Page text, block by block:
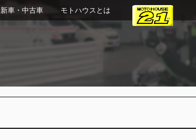
新車・中古車 モトハウスとは